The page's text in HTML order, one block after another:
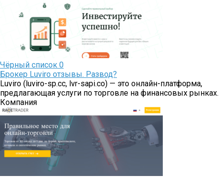
Чёрный список 0
Брокер Luviro отзывы. Развод?
Luviro (luviro-sp.cc, lvr-sapi.co) — это онлайн-платформа,
предлагающая услуги по торговле на финансовых рынках.
Компания